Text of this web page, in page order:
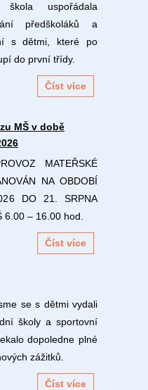
uspořádala
předškoláků a
s dětmi, které po
do první třídy.
Číst více
MŠ v době
MATEŘSKÉ
NA OBDOBÍ
DO 21. SRPNA
6.00 – 16.00 hod.
Číst více
se s dětmi vydali
školy a sportovní
dopoledne plné
zážitků.
Číst více